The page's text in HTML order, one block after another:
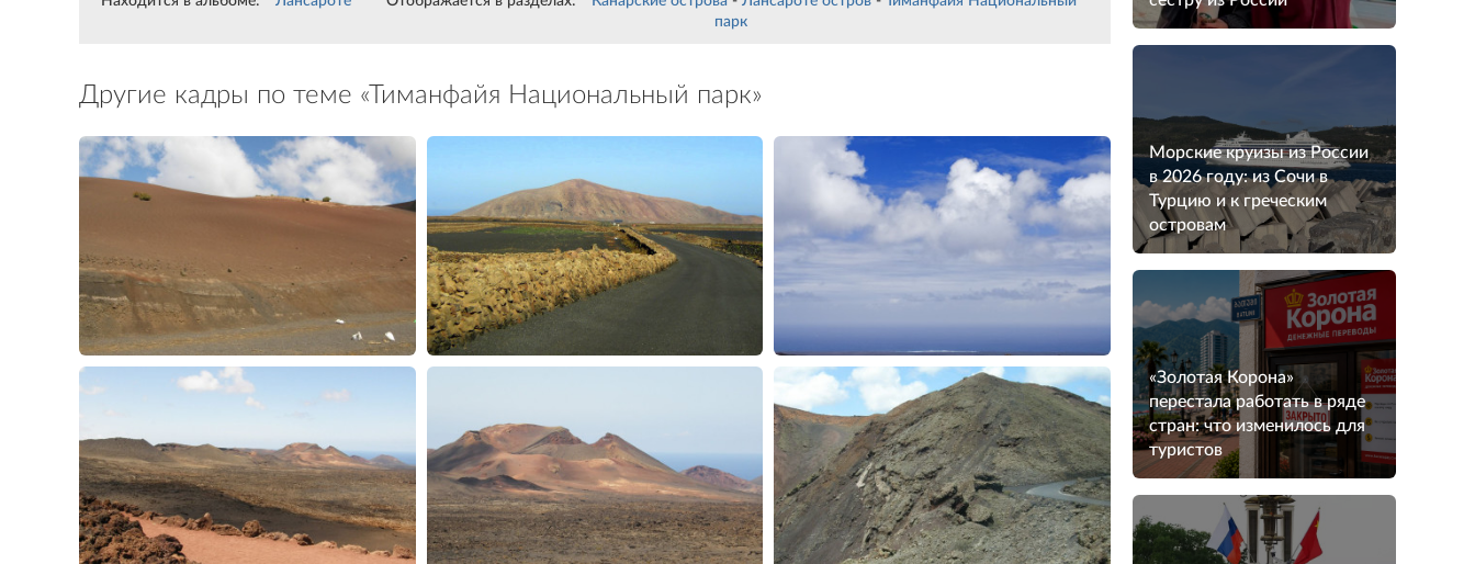
парк
Другие кадры по теме «Тиманфайя Национальный парк»
Морские круизы из России
в 2026 году: из Сочи в
Турцию и к греческим
островам
«Золотая Корона»
перестала работать в ряде
стран: что изменилось для
туристов